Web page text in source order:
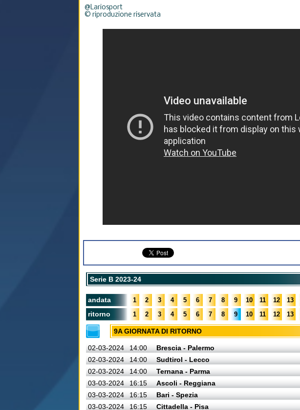
@Lariosport
© riproduzione riservata
Serie B 2023-24
andata 1 2 3 4 5 6 7 8 9 10 11 12 13
ritorno 1 2 3 4 5 6 7 8 9 10 11 12 13
9A GIORNATA DI RITORNO
02-03-2024 14:00 Brescia - Palermo
02-03-2024
14:00 Sudtirol - Lecco
02-03-2024
14:00 Ternana - Parma
03-03-2024
16:15 Ascoli - Reggiana
03-03-2024
16:15 Bari - Spezia
03-03-2024
16:15 Cittadella - Pisa